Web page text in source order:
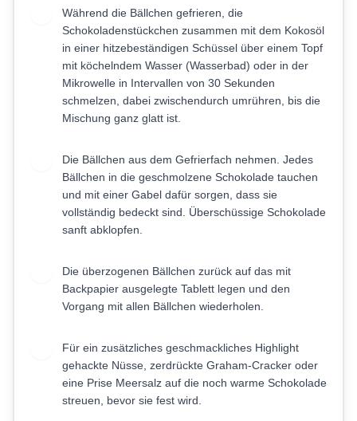
Während die Bällchen gefrieren, die
Schokoladenstückchen zusammen mit dem Kokosöl
in einer hitzebeständigen Schüssel über einem Topf
mit köchelndem Wasser (Wasserbad) oder in der
Mikrowelle in Intervallen von 30 Sekunden
schmelzen, dabei zwischendurch umrühren, bis die
Mischung ganz glatt ist.
Die Bällchen aus dem Gefrierfach nehmen. Jedes
Bällchen in die geschmolzene Schokolade tauchen
und mit einer Gabel dafür sorgen, dass sie
vollständig bedeckt sind. Überschüssige Schokolade
sanft abklopfen.
Die überzogenen Bällchen zurück auf das mit
Backpapier ausgelegte Tablett legen und den
Vorgang mit allen Bällchen wiederholen.
Für ein zusätzliches geschmackliches Highlight
gehackte Nüsse, zerdrückte Graham-Cracker oder
eine Prise Meersalz auf die noch warme Schokolade
streuen, bevor sie fest wird.